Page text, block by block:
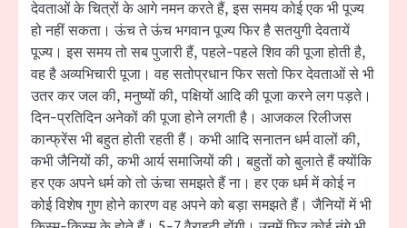
देवताओं के चित्रों के आगे नमन करते हैं, इस समय कोई एक भी पूज्य
हो नहीं सकता। ऊंच ते ऊंच भगवान पूज्य फिर है सतयुगी देवतायें
पूज्य। इस समय तो सब पुजारी हैं, पहले-पहले शिव की पूजा होती है,
वह है अव्यभिचारी पूजा। वह सतोप्रधान फिर सतो फिर देवताओं से भी
उतर कर जल की, मनुष्यों की, पक्षियों आदि की पूजा करने लग पड़ते।
दिन-प्रतिदिन अनेकों की पूजा होने लगती है। आजकल रिलीजस
कान्फ्रेंस भी बहुत होती रहती हैं। कभी आदि सनातन धर्म वालों की,
कभी जैनियों की, कभी आर्य समाजियों की। बहुतों को बुलाते हैं क्योंकि
हर एक अपने धर्म को तो ऊंचा समझते हैं ना। हर एक धर्म में कोई न
कोई विशेष गुण होने कारण वह अपने को बड़ा समझते हैं। जैनियों में भी